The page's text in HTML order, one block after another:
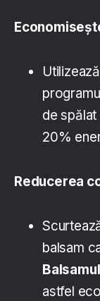
de
20%
Reducerea
balsam
Balsamul
astfel